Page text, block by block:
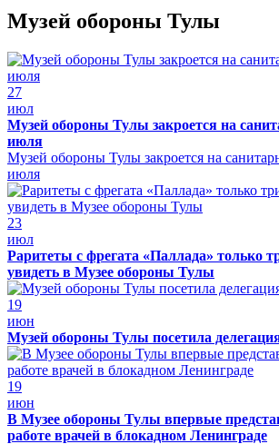
Музей обороны Тулы
27
июл
Музей обороны Тулы закроется на
июля
Музей обороны Тулы закроется на
июля
23
июл
Раритеты с фрегата «Паллада» только
увидеть в Музее обороны Тулы
19
июн
Музей обороны Тулы посетила
19
июн
В Музее обороны Тулы впервые
работе врачей в блокадном Ленинграде